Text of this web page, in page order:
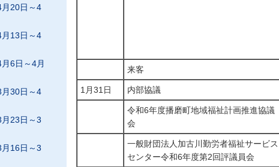
20日～4
13日～4
6日～4月
30日～4
23日～3
16日～3
来客
1月31日 内部協議
令和6年度播磨町地域福祉計画推進協議
会
一般財団法人加古川勤労者福祉サービス
センター令和6年度第2回評議員会